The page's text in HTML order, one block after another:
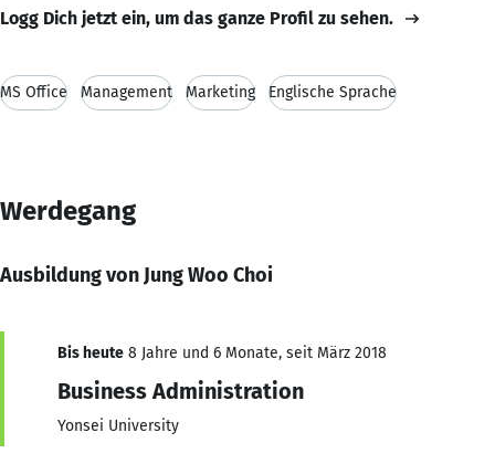
Logg Dich jetzt ein, um das ganze Profil zu sehen.
MS Office Management Marketing Englische Sprache
Werdegang
Ausbildung von Jung Woo Choi
Bis heute 8 Jahre und 6 Monate, seit März 2018
Business Administration
Yonsei University